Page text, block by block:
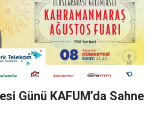
Günü KAFUM’da Sahne